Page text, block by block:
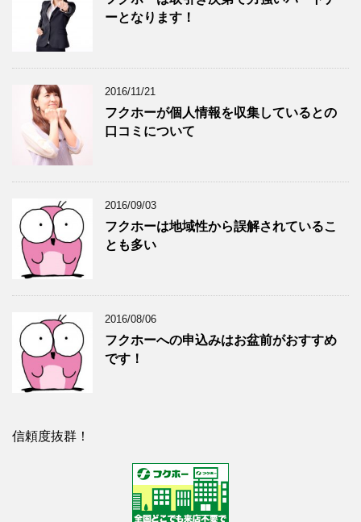
ーとなります！
2016/11/21
フクホーが個人情報を収集しているとの
口コミについて
2016/09/03
フクホーは地域性から誤解されているこ
とも多い
2016/08/06
フクホーへの申込みはお盆前がおすすめ
です！
信頼度抜群！